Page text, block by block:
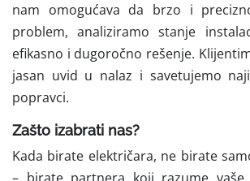
nam omogućava da brzo i
problem, analiziramo stanje
efikasno i dugoročno rešenje.
jasan uvid u nalaz i savetujemo
popravci.
Zašto izabrati nas?
Kada birate električara, ne birate